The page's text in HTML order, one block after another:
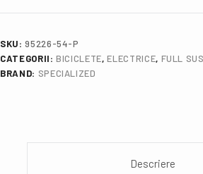
SKU:95226-54-P
CATEGORII:BICICLETE,ELECTRICE, FULL
BRAND: SPECIALIZED
Descriere